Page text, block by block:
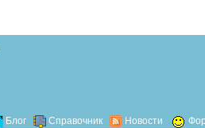
Блог Справочник Новости